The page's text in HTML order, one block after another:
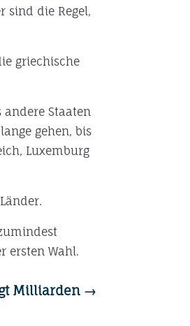
sind die Regel,
griechische
Staaten
gehen, bis
Luxemburg
ersten Wahl.
Milliarden→